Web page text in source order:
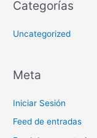
Categorías
Uncategorized
Meta
Iniciar Sesión
Feed de entradas